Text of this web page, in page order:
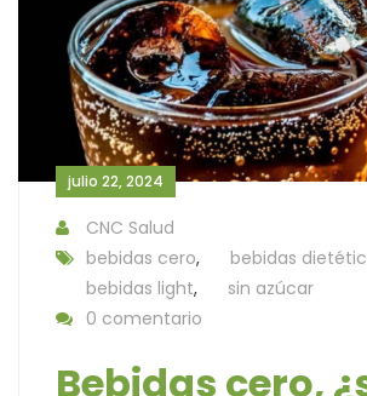
julio 22, 2024
CNC Salud
bebidas cero, bebidas
bebidas light,
sin azúcar
0 comentario
Bebidas cero,